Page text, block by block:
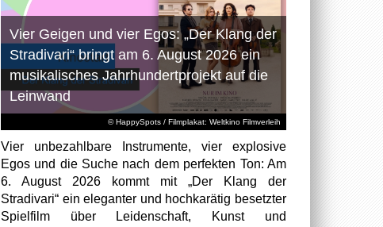
© HappySpots / Filmplakat: Weltkino Filmverleih
Vier Geigen und vier Egos: „Der Klang der
Stradivari“ bringt am 6. August 2026 ein
musikalisches Jahrhundertprojekt auf die
Leinwand
Vier unbezahlbare Instrumente, vier explosive
Egos und die Suche nach dem perfekten Ton: Am
6. August 2026 kommt mit „Der Klang der
Stradivari“ ein eleganter und hochkarätig besetzter
Spielfilm über Leidenschaft, Kunst und